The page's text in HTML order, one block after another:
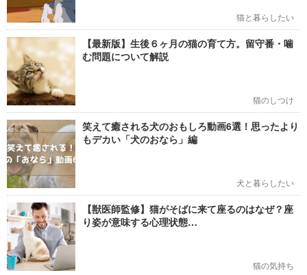
猫と暮らしたい
【最新版】生後６ヶ月の猫の育て方。留守番・噛
む問題について解説
猫のしつけ
笑えて癒される犬のおもしろ動画6選！思ったより
もデカい「犬のおなら」編
犬と暮らしたい
【獣医師監修】猫がそばに来て座るのはなぜ？座
り姿が意味する心理状態…
猫の気持ち